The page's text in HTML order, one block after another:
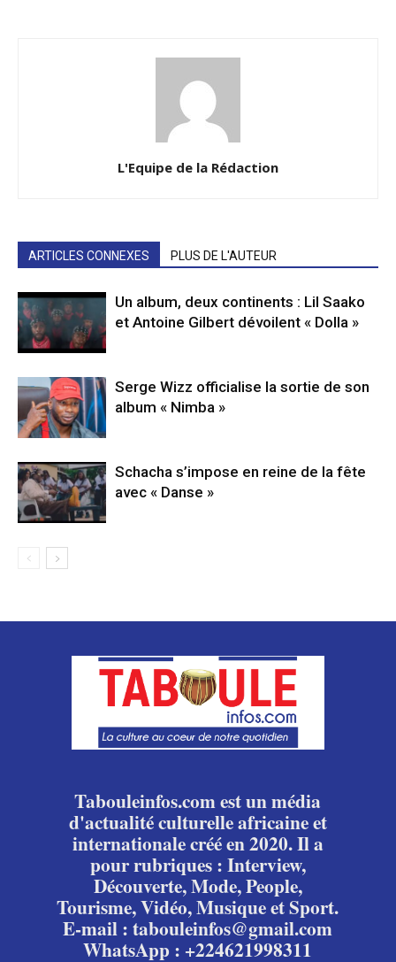
L'Equipe de la Rédaction
ARTICLES CONNEXES PLUS DE L'AUTEUR
Un album, deux continents : Lil Saako
et Antoine Gilbert dévoilent « Dolla »
Serge Wizz officialise la sortie de son
album « Nimba »
Schacha s’impose en reine de la fête
avec « Danse »
Tabouleinfos.com est un média
d'actualité culturelle africaine et
internationale créé en 2020. Il a
pour rubriques : Interview,
Découverte, Mode, People,
Tourisme, Vidéo, Musique et Sport.
E-mail : tabouleinfos@gmail.com
WhatsApp : +224621998311